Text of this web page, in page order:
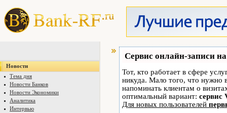
Новости
Тема дня
Новости Банков
Новости Экономики
Аналитика
Интервью
Сервис онлайн-записи
Тот, кто работает в сфере
никуда. Мало того, что нужно
напоминать клиентам о
оптимальный вариант: сервис
Для новых пользователей